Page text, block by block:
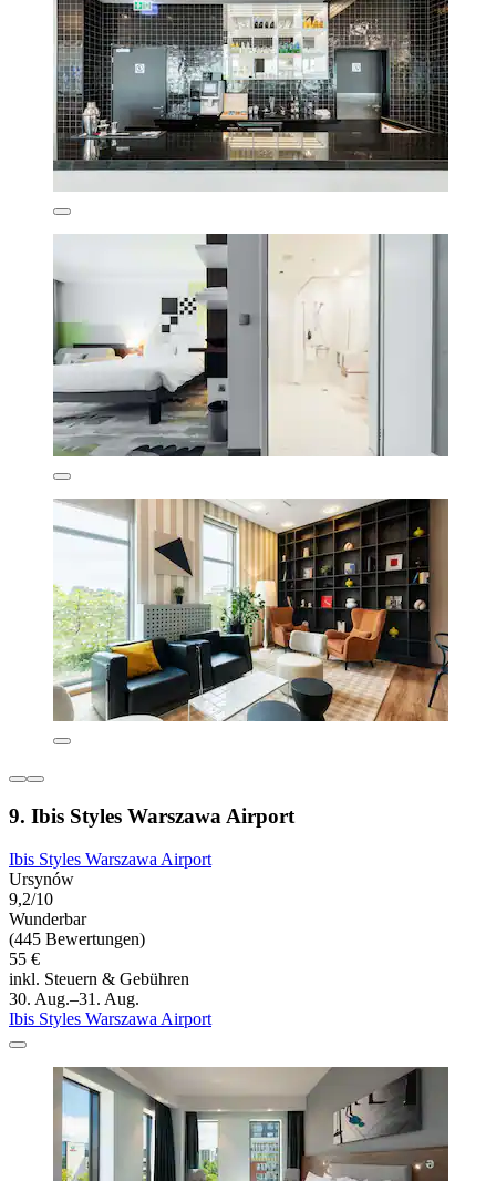
9. Ibis Styles Warszawa Airport
Ibis Styles Warszawa Airport
Ursynów
9,2/10
Wunderbar
(445 Bewertungen)
55 €
inkl. Steuern & Gebühren
30. Aug.–31. Aug.
Ibis Styles Warszawa Airport